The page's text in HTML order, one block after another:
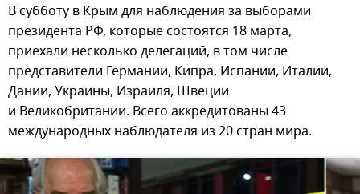
В субботу в Крым для наблюдения за выборами
президента РФ, которые состоятся 18 марта,
приехали несколько делегаций, в том числе
представители Германии, Кипра, Испании, Италии,
Дании, Украины, Израиля, Швеции
и Великобритании. Всего аккредитованы 43
международных наблюдателя из 20 стран мира.